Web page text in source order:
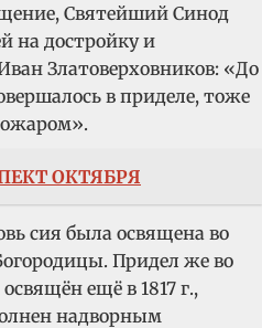
Святейший Синод
на достройку и
Златоверховников: «До
в приделе, тоже
ОКТЯБРЯ
сия была освящена во
Придел же во
ещё в 1817 г.,
надворным